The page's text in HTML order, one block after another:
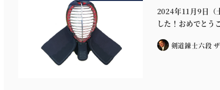
2024年11月9日（
した！おめでとう
剣道錬士六段